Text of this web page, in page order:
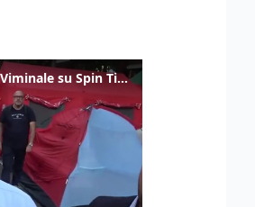
Gualtieri: "Responsabilità del Viminale su Spin Time? La posizione dei partiti è nota"